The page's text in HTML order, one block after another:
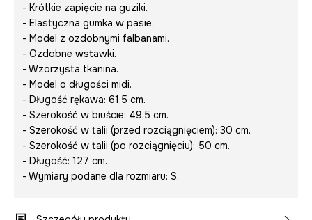
- Krótkie zapięcie na guziki.
- Elastyczna gumka w pasie.
- Model z ozdobnymi falbanami.
- Ozdobne wstawki.
- Wzorzysta tkanina.
- Model o długości midi.
- Długość rękawa: 61,5 cm.
- Szerokość w biuście: 49,5 cm.
- Szerokość w talii (przed rozciągnięciem): 30 cm.
- Szerokość w talii (po rozciągnięciu): 50 cm.
- Długość: 127 cm.
- Wymiary podane dla rozmiaru: S.